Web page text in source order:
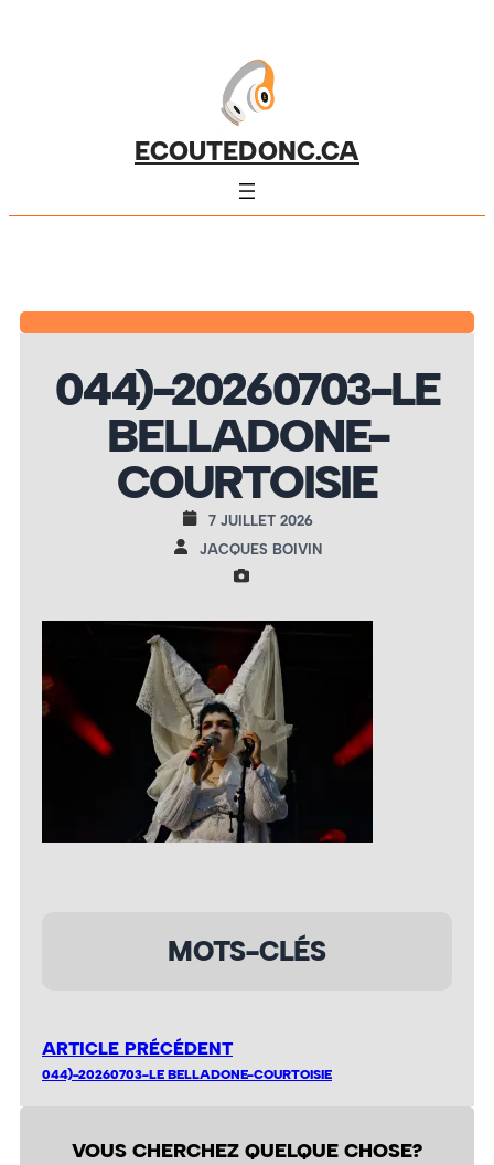
ECOUTEDONC.CA
044)-20260703-LE
BELLADONE-
COURTOISIE
7 JUILLET 2026
JACQUES BOIVIN
MOTS-CLÉS
ARTICLE PRÉCÉDENT
044)-20260703-LE BELLADONE-COURTOISIE
VOUS CHERCHEZ QUELQUE CHOSE?